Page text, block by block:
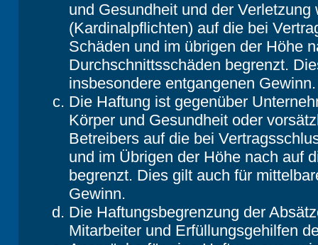
und Gesundheit und der
(Kardinalpflichten) auf die bei
Schäden und im übrigen der Höhe
Durchschnittsschäden begrenzt.
insbesondere entgangenen Gewinn.
Die Haftung ist gegenüber
Körper und Gesundheit oder
Betreibers auf die bei
und im Übrigen der Höhe nach auf
begrenzt. Dies gilt auch für
Gewinn.
Die Haftungsbegrenzung der
Mitarbeiter und Erfüllungsgehilfen